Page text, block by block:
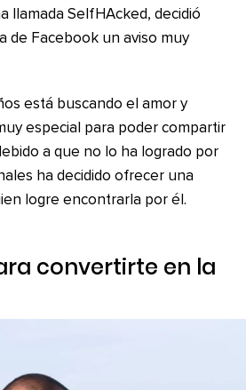
llamada SelfHAcked, decidió
de Facebook un aviso muy
está buscando el amor y
especial para poder compartir
a que no lo ha logrado por
ha decidido ofrecer una
logre encontrarla por él.
convertirte en la